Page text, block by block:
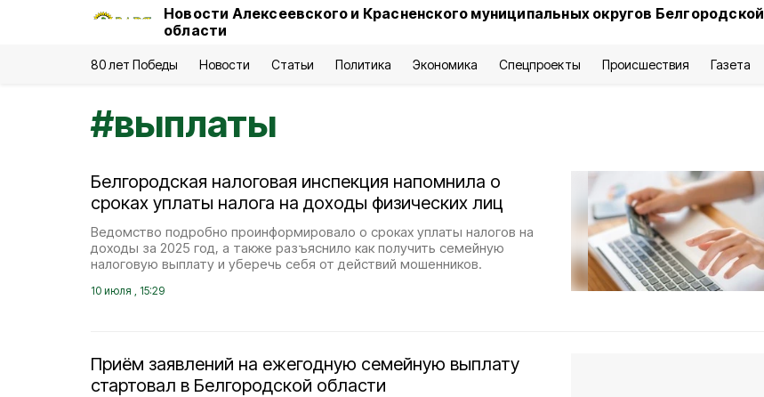
Новости Алексеевского и Красненского муниципальных округов Белгородской
области
80 лет Победы Новости Статьи Политика Экономика Спецпроекты Происшествия Газета
#выплаты
Белгородская налоговая инспекция напомнила о
сроках уплаты налога на доходы физических лиц
Ведомство подробно проинформировало о сроках уплаты налогов на
доходы за 2025 год, а также разъяснило как получить семейную
налоговую выплату и уберечь себя от действий мошенников.
10 июля , 15:29
Приём заявлений на ежегодную семейную выплату
стартовал в Белгородской области